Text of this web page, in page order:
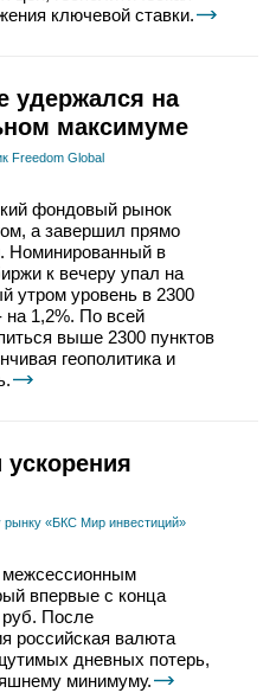
ключевой ставки.
удержался на
максимуме
Freedom Global
фондовый рынок
а завершил прямо
Номинированный в
к вечеру упал на
утром уровень в 2300
1,2%. По всей
выше 2300 пунктов
геополитика и
ускорения
рынку «БКС Мир инвестиций»
впервые с конца
руб. После
российская валюта
дневных потерь,
минимуму.